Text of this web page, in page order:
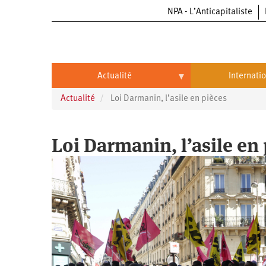
NPA - L’Anticapitaliste
Actualité
Actualité
Entreprises
Entreprises
Automobile
Aéronautique
Commerce
Oppressions
Oppressions
Antiracisme
Féminisme
Économie
Écologie
Éducation
International
Chine
États-
Unis
Continents
Continents
Afrique
Actualité Loi Darmanin, l’asile en pièces
Loi Darmanin, l’asile en